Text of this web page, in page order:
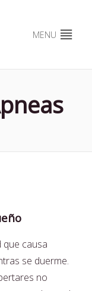
MENU
que causa
se duerme.
no